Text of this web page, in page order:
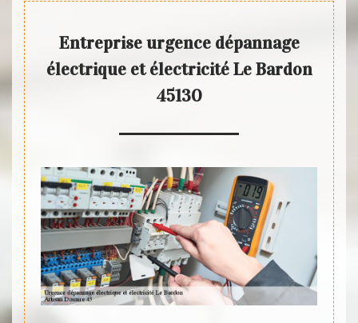
Entreprise urgence dépannage
électrique et électricité Le Bardon
45130